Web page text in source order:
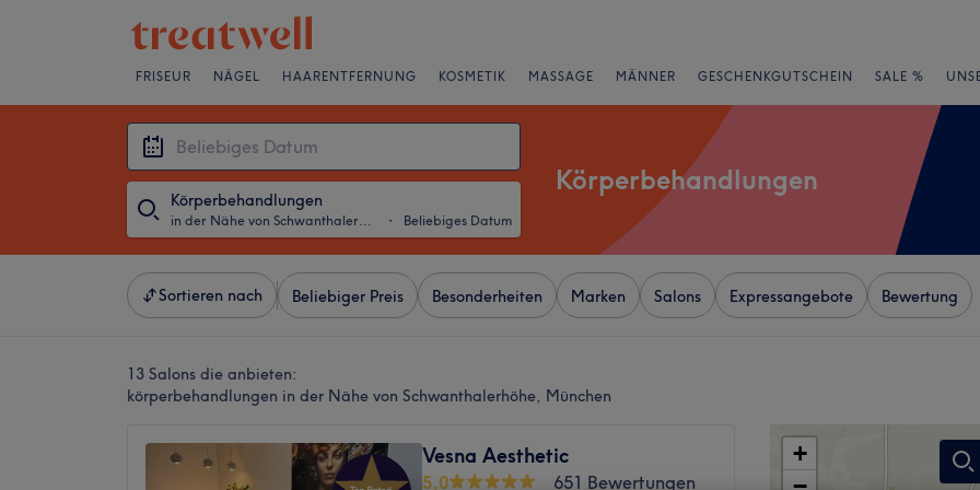
FRISEUR NÄGEL HAARENTFERNUNG KOSMETIK MASSAGE MÄNNER GESCHENKGUTSCHEIN SALE %
Körperbehandlungen
in der Nähe von Schwanthalerhöhe, München ・ Beliebiges Datum
Körperbehandlungen
Sortieren nach Beliebiger Preis Besonderheiten Marken Salons Expressangebote Bewertung
13 Salons die anbieten:
körperbehandlungen in der Nähe von Schwanthalerhöhe, München
Vesna Aesthetic
5,0
651 Bewertungen
+